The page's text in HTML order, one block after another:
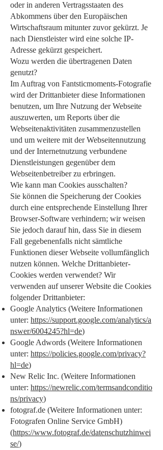
oder in anderen Vertragsstaaten des
Abkommens über den Europäischen
Wirtschaftsraum mitunter zuvor gekürzt. Je
nach Dienstleister wird eine solche IP-
Adresse gekürzt gespeichert.
Wozu werden die übertragenen Daten
genutzt?
Im Auftrag von Fantsticmoments-Fotografie
wird der Drittanbieter diese Informationen
benutzen, um Ihre Nutzung der Webseite
auszuwerten, um Reports über die
Webseitenaktivitäten zusammenzustellen
und um weitere mit der Webseitennutzung
und der Internetnutzung verbundene
Dienstleistungen gegenüber dem
Webseitenbetreiber zu erbringen.
Wie kann man Cookies ausschalten?
Sie können die Speicherung der Cookies
durch eine entsprechende Einstellung Ihrer
Browser-Software verhindern; wir weisen
Sie jedoch darauf hin, dass Sie in diesem
Fall gegebenenfalls nicht sämtliche
Funktionen dieser Webseite vollumfänglich
nutzen können. Welche Drittanbieter-
Cookies werden verwendet? Wir
verwenden auf unserer Website die Cookies
folgender Drittanbieter:
Google Analytics (Weitere Informationen
unter: https://support.google.com/analytics/a
nswer/6004245?hl=de)
Google Adwords (Weitere Informationen
unter: https://policies.google.com/privacy?
hl=de)
New Relic Inc. (Weitere Informationen
unter: https://newrelic.com/termsandconditio
ns/privacy)
fotograf.de (Weitere Informationen unter:
Fotografen Online Service GmbH)
(https://www.fotograf.de/datenschutzhinwei
se/)